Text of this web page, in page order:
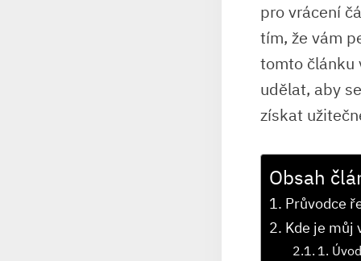
pro vrácení
tím, že vám
tomto článku
udělat, aby
získat
Obsah
Průvodce
Kde je můj
1. Úvod